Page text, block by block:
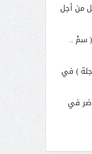
من أجل
( سمْ ..
) في
في